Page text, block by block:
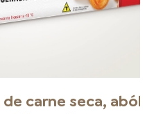
carne seca,